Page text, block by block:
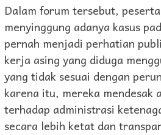
Dalam forum tersebut,
menyinggung adanya kasus
pernah menjadi perhatian
kerja asing yang diduga
yang tidak sesuai dengan
karena itu, mereka mendesak
terhadap administrasi
secara lebih ketat dan